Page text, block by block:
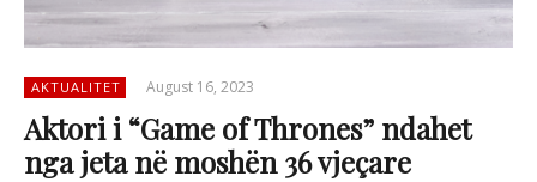
AKTUALITET August 16, 2023
Aktori i “Game of Thrones” ndahet
nga jeta në moshën 36 vjeçare